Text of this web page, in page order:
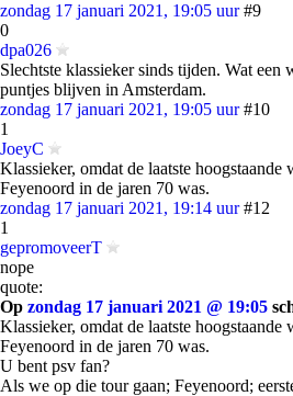
zondag 17 januari 2021, 19:05 uur #9
0
dpa026
Slechtste klassieker sinds tijden. Wat
puntjes blijven in Amsterdam.
zondag 17 januari 2021, 19:05 uur #10
1
JoeyC
Klassieker, omdat de laatste hoogstaande
Feyenoord in de jaren 70 was.
zondag 17 januari 2021, 19:14 uur #12
1
gepromoveerT
nope
quote:
Op zondag 17 januari 2021 @ 19:05
Klassieker, omdat de laatste hoogstaande
Feyenoord in de jaren 70 was.
U bent psv fan?
Als we op die tour gaan; Feyenoord;